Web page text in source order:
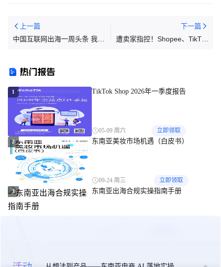
上一篇
中国互联网出海一周头条 我们
下一篇
遭卖家指控！Shopee、TikTok
热门报告
1 TikTok Shop 2026年一季度报告
05-09 周六 立即领取
2 东南亚美妆市场机遇（白皮书）
09-24 周三 立即领取
3 东南亚出海合规实操指南手册